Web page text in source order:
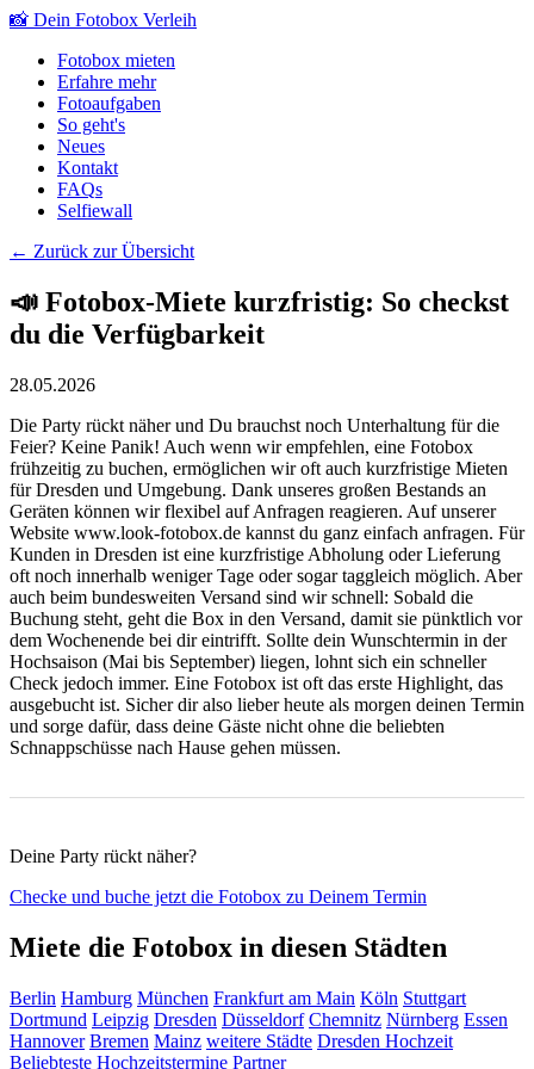
📸 Dein Fotobox Verleih
Fotobox mieten
Erfahre mehr
Fotoaufgaben
So geht's
Neues
Kontakt
FAQs
Selfiewall
← Zurück zur Übersicht
📣 Fotobox-Miete kurzfristig: So checkst
du die Verfügbarkeit
28.05.2026
Die Party rückt näher und Du brauchst noch Unterhaltung für die
Feier? Keine Panik! Auch wenn wir empfehlen, eine Fotobox
frühzeitig zu buchen, ermöglichen wir oft auch kurzfristige Mieten
für Dresden und Umgebung. Dank unseres großen Bestands an
Geräten können wir flexibel auf Anfragen reagieren. Auf unserer
Website www.look-fotobox.de kannst du ganz einfach anfragen. Für
Kunden in Dresden ist eine kurzfristige Abholung oder Lieferung
oft noch innerhalb weniger Tage oder sogar taggleich möglich. Aber
auch beim bundesweiten Versand sind wir schnell: Sobald die
Buchung steht, geht die Box in den Versand, damit sie pünktlich vor
dem Wochenende bei dir eintrifft. Sollte dein Wunschtermin in der
Hochsaison (Mai bis September) liegen, lohnt sich ein schneller
Check jedoch immer. Eine Fotobox ist oft das erste Highlight, das
ausgebucht ist. Sicher dir also lieber heute als morgen deinen Termin
und sorge dafür, dass deine Gäste nicht ohne die beliebten
Schnappschüsse nach Hause gehen müssen.
Deine Party rückt näher?
Checke und buche jetzt die Fotobox zu Deinem Termin
Miete die Fotobox in diesen Städten
Berlin Hamburg München Frankfurt am Main Köln Stuttgart
Dortmund Leipzig Dresden Düsseldorf Chemnitz Nürnberg Essen
Hannover Bremen Mainz weitere Städte Dresden Hochzeit
Beliebteste Hochzeitstermine Partner